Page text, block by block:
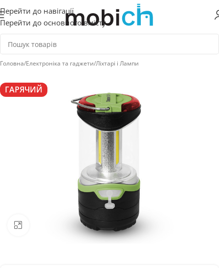
Перейти до навігації
Перейти до основного вмісту
Головна/Електроніка та гаджети/Ліхтарі і Лампи
ГАРЯЧИЙ
Натисніть, щоб збільшити